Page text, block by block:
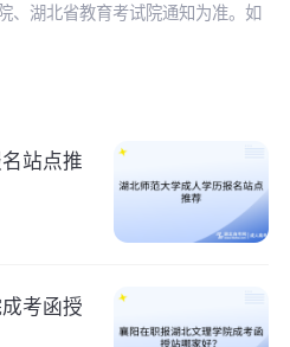
、湖北省教育考试院通知为准。如
站点推
考函授